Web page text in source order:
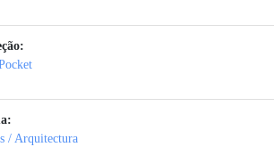
/ Arquitectura